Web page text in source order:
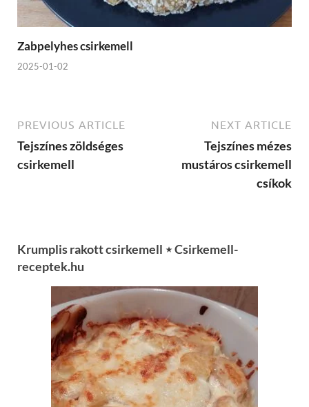
Zabpelyhes csirkemell
2025-01-02
PREVIOUS ARTICLE
Tejszínes zöldséges
csirkemell
NEXT ARTICLE
Tejszínes mézes
mustáros csirkemell
csíkok
Krumplis rakott csirkemell ⋆ Csirkemell-
receptek.hu